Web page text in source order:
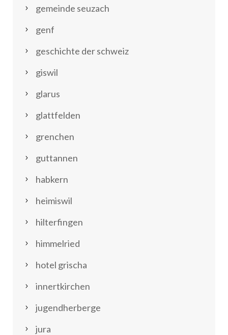
gemeinde seuzach
genf
geschichte der schweiz
giswil
glarus
glattfelden
grenchen
guttannen
habkern
heimiswil
hilterfingen
himmelried
hotel grischa
innertkirchen
jugendherberge
jura